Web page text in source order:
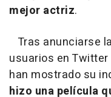
mejor actriz.
Tras anunciarse
usuarios en
han mostrado su
hizo una película